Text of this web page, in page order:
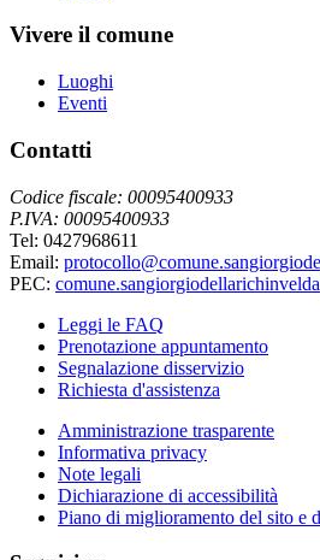
Vivere il comune
Luoghi
Eventi
Contatti
Codice fiscale: 00095400933
P.IVA: 00095400933
Tel: 0427968611
Email:
PEC:
Leggi le FAQ
Prenotazione appuntamento
Segnalazione disservizio
Richiesta d'assistenza
Amministrazione trasparente
Informativa privacy
Note legali
Dichiarazione di accessibilità
Piano di miglioramento del sito e